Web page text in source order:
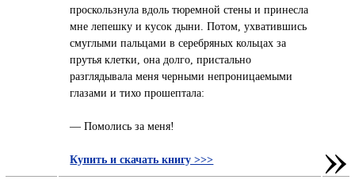
проскользнула вдоль тюремной стены и принесла
мне лепешку и кусок дыни. Потом, ухватившись
смуглыми пальцами в серебряных кольцах за
прутья клетки, она долго, пристально
разглядывала меня черными непроницаемыми
глазами и тихо прошептала:
— Помолись за меня!
Купить и скачать книгу >>> »